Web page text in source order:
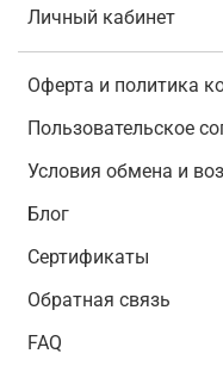
Личный кабинет
Оферта и политика
Пользовательское
Условия обмена и
Блог
Сертификаты
Обратная связь
FAQ